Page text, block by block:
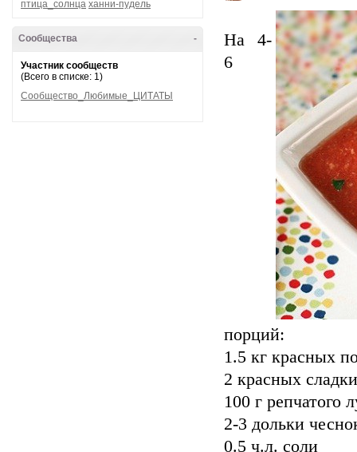
птица_солнца ханни-пудель
-
Сообщества
Участник сообществ
(Всего в списке: 1)
Сообщество_Любимые_ЦИТАТЫ
На 4-
6
порций:
1.5 кг красных
2 красных
100 г репчатого
2-3 дольки
0.5 ч.л. соли